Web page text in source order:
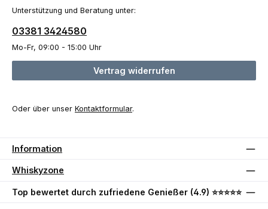
Unterstützung und Beratung unter:
03381 3424580
Mo-Fr, 09:00 - 15:00 Uhr
Vertrag widerrufen
Oder über unser Kontaktformular.
Information
Whiskyzone
Top bewertet durch zufriedene Genießer (4.9) ⭐⭐⭐⭐⭐